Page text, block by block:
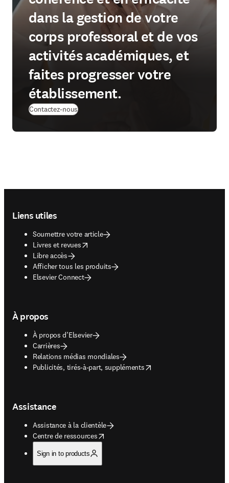
dans la gestion de votre
corps professoral et de vos
activités académiques, et
faites progresser votre
établissement.
Contactez-nous
Liens utiles
Soumettre votre article
Livres et revues
opens in new tab/window
Libre accès
Afficher tous les produits
Elsevier Connect
À propos
À propos d’Elsevier
Carrières
Relations médias mondiales
Publicités, tirés-à-part, suppléments
opens in new tab/window
Assistance
Assistance à la clientèle
Centre de ressources
opens in new tab/window
Sign in to products